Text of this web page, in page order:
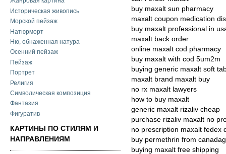
Историческая живопись
Морской пейзаж
Натюрморт
Ню, обнаженная натура
Осенний пейзаж
Пейзаж
Портрет
Религия
Символическая композиция
Фантазия
Фигуратив
КАРТИНЫ ПО СТИЛЯМ И
НАПРАВЛЕНИЯМ
buy maxalt sun pharmacy
maxalt coupon medication
buy maxalt professional in
maxalt back order
online maxalt cod pharmacy
buy maxalt with cod 5um2m
buying generic maxalt soft
maxalt brand maxalt buy
no rx maxalt lawyers
how to buy maxalt
generic maxalt rizaliv cheap
purchase rizaliv maxalt no
no prescription maxalt fedex
buy permethrin from
buying maxalt free shipping